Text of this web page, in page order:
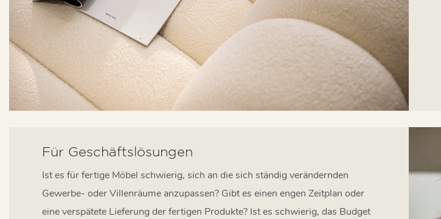
Für Geschäftslösungen
Ist es für fertige Möbel schwierig, sich an die sich ständig verändernden
Gewerbe- oder Villenräume anzupassen? Gibt es einen engen Zeitplan oder
eine verspätete Lieferung der fertigen Produkte? Ist es schwierig, das Budget